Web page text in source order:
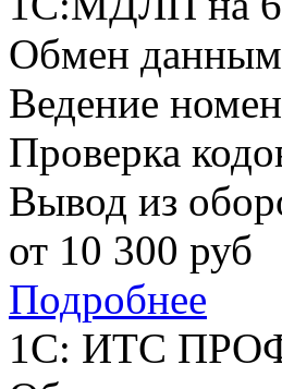
Обмен
Ведение
Проверка
Вывод из
от 10 300 руб
Подробнее
1С: ИТС ПРОФ